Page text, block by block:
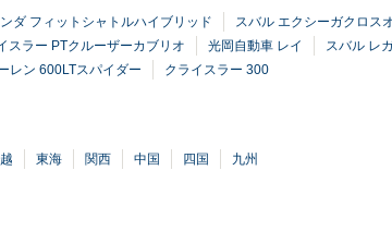
ダ フィットシャトルハイブリッド スバル エクシーガクロス
スラー PTクルーザーカブリオ 光岡自動車 レイ スバル レ
レン 600LTスパイダー クライスラー 300
東海 関西 中国 四国 九州